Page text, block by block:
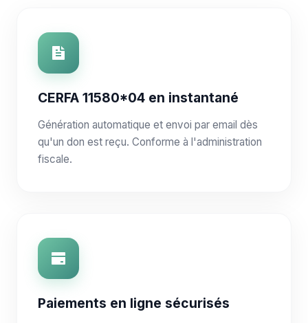
CERFA 11580*04 en instantané
Génération automatique et envoi par email dès
qu'un don est reçu. Conforme à l'administration
fiscale.
Paiements en ligne sécurisés